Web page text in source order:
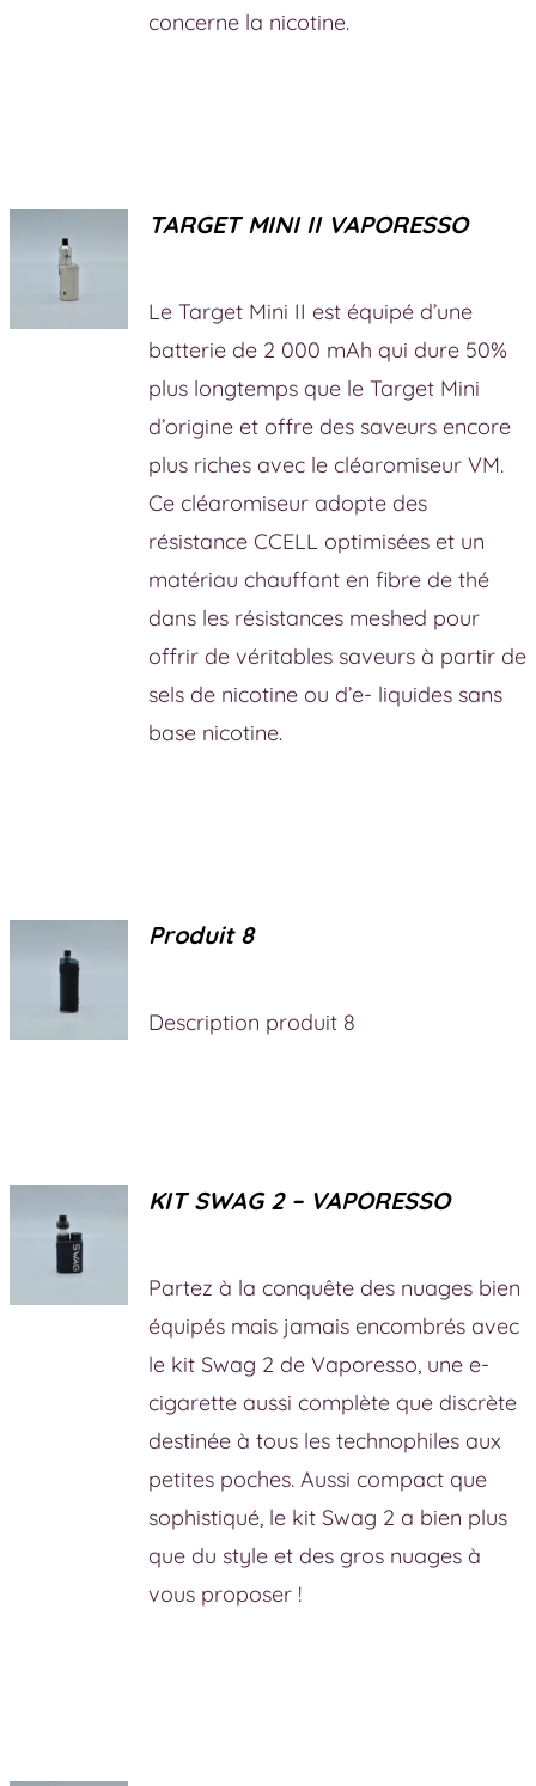
concerne la nicotine.
TARGET MINI II VAPORESSO
Le Target Mini II est équipé d’une
batterie de 2 000 mAh qui dure 50%
plus longtemps que le Target Mini
d’origine et offre des saveurs encore
plus riches avec le cléaromiseur VM.
Ce cléaromiseur adopte des
résistance CCELL optimisées et un
matériau chauffant en fibre de thé
dans les résistances meshed pour
offrir de véritables saveurs à partir de
sels de nicotine ou d’e- liquides sans
base nicotine.
Produit 8
Description produit 8
KIT SWAG 2 – VAPORESSO
Partez à la conquête des nuages bien
équipés mais jamais encombrés avec
le kit Swag 2 de Vaporesso, une e-
cigarette aussi complète que discrète
destinée à tous les technophiles aux
petites poches. Aussi compact que
sophistiqué, le kit Swag 2 a bien plus
que du style et des gros nuages à
vous proposer !